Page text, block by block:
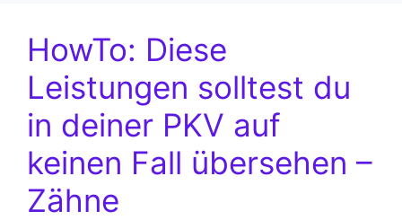
HowTo: Diese
Leistungen solltest du
in deiner PKV auf
keinen Fall übersehen –
Zähne